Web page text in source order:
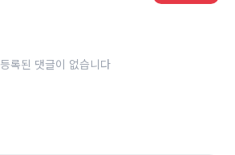
등록된 댓글이 없습니다